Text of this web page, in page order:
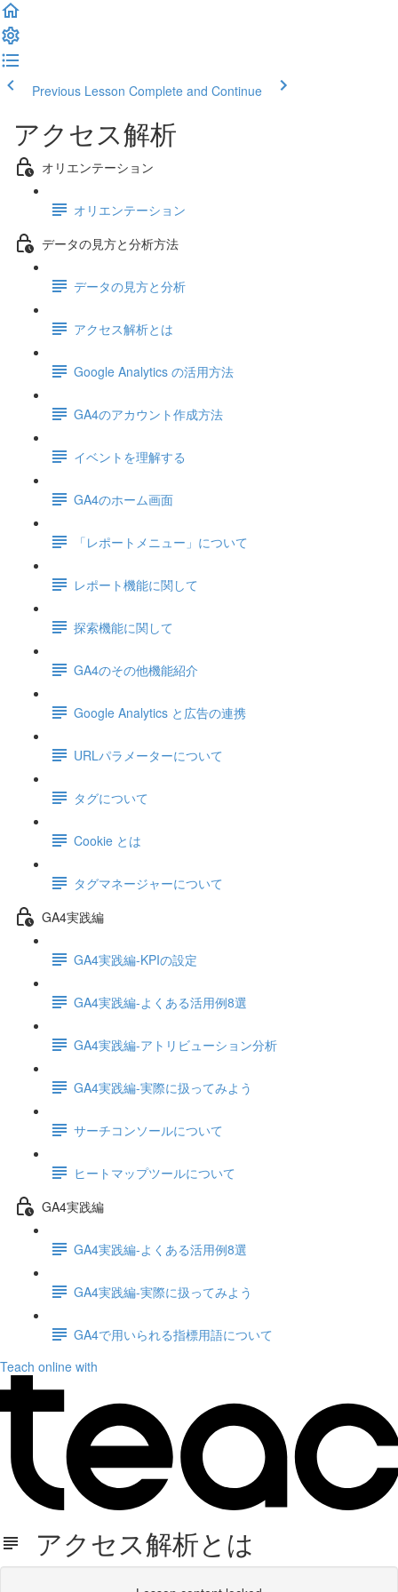
Previous Lesson Complete and Continue
アクセス解析
オリエンテーション
オリエンテーション
データの見方と分析方法
データの見方と分析
アクセス解析とは
Google Analytics の活用方法
GA4のアカウント作成方法
イベントを理解する
GA4のホーム画面
「レポートメニュー」について
レポート機能に関して
探索機能に関して
GA4のその他機能紹介
Google Analytics と広告の連携
URLパラメーターについて
タグについて
Cookie とは
タグマネージャーについて
GA4実践編
GA4実践編-KPIの設定
GA4実践編-よくある活用例8選
GA4実践編-アトリビューション分析
GA4実践編-実際に扱ってみよう
サーチコンソールについて
ヒートマップツールについて
GA4実践編
GA4実践編-よくある活用例8選
GA4実践編-実際に扱ってみよう
GA4で用いられる指標用語について
Teach online with
アクセス解析とは